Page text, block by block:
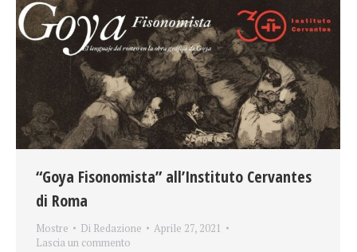
“Goya Fisonomista” all’Instituto Cervantes
di Roma
Mostre Di Redazione
Aprile 27, 2021
Lascia un commento